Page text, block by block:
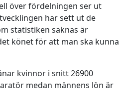
över fördelningen ser ut
har sett ut de
statistiken saknas är
könet för att man ska kunna
kvinnor i snitt 26900
medan männens lön är